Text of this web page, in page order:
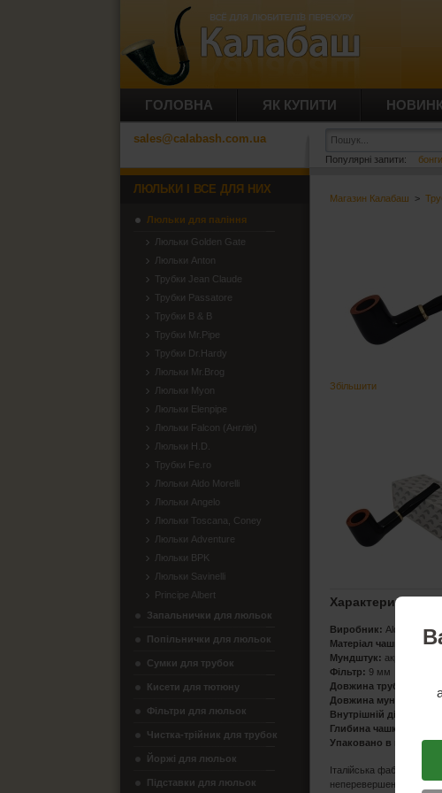
ГОЛОВНА ЯК КУПИТИ
sales@calabash.com.ua
Популярні запити: бонги
Магазин Калабаш >
Збільшити
Характеристики
Виробник: Aldo Morelli,
Матеріал чашки
:
Мундштук: акрил, чорний
Фільтр: 9 мм
Довжина трубки:
Довжина мундштука:
Внутрішній діаметр
Глибина чашки:
Упаковано в коробку
Італійська фабрика
неперевершеною якістю
ЛЮЛЬКИ І ВСЕ ДЛЯ НИХ
Люльки для паління
Люльки Golden Gate
Люльки Anton
Трубки Jean Claude
Трубки Passatore
Трубки B & B
Трубки Mr.Pipe
Трубки Dr.Hardy
Люльки Mr.Brog
Люльки Myon
Люльки Elenpipe
Люльки Falcon (Англія)
Люльки H.D.
Трубки Fe.ro
Люльки Aldo Morelli
Люльки Angelo
Люльки Toscana, Coney
Люльки Adventure
Люльки BPK
Люльки Savinelli
Principe Albert
Запальнички для люльок
Попільнички для люльок
Сумки для трубок
Кисети для тютюну
Фільтри для люльок
Чистка-трійник для трубок
Йоржі для люльок
Підставки для люльок